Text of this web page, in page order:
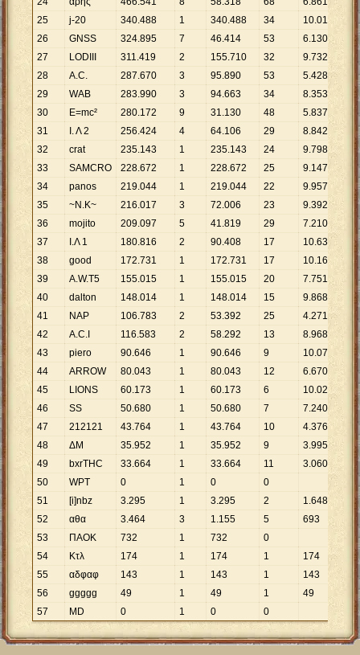
25
j-20 340.488 1 340.488 34 10.014
26
GNSS 324.895 7 46.414 53 6.130
27
LODIII 311.419 2 155.710 32 9.732
28
A.C. 287.670 3 95.890 53 5.428
29
WAB 283.990 3 94.663 34 8.353
30
E=mc² 280.172 9 31.130 48 5.837
31
Ι. Λ 2 256.424 4 64.106 29 8.842
32
crat 235.143 1 235.143 24 9.798
33
SAMCRO 228.672 1 228.672 25 9.147
34
panos 219.044 1 219.044 22 9.957
35
~N.K~ 216.017 3 72.006 23 9.392
36
mojito 209.097 5 41.819 29 7.210
37
Ι.Λ 1 180.816 2 90.408 17 10.636
38
good 172.731 1 172.731 17 10.161
39
A.W.T5 155.015 1 155.015 20 7.751
40
dalton 148.014 1 148.014 15 9.868
41
NAP 106.783 2 53.392 25 4.271
42
A.C.I 116.583 2 58.292 13 8.968
43
piero 90.646 1 90.646 9 10.072
44
ARROW 80.043 1 80.043 12 6.670
45
LIONS 60.173 1 60.173 6 10.029
46
SS 50.680 1 50.680 7 7.240
47
212121 43.764 1 43.764 10 4.376
48
ΔΜ 35.952 1 35.952 9 3.995
49
bxrTHC 33.664 1 33.664 11 3.060
50
WPT 0 1 0
0
51
[i]nbz 3.295 1 3.295 2 1.648
52
αθα 3.464 3 1.155 5
693
53
ΠΑΟΚ 732 1 732
0
54
Κτλ 174 1 174 1
174
55
αδφαφ 143 1 143 1
143
56
ggggg 49 1 49 1
49
57
MD 0 1 0 0